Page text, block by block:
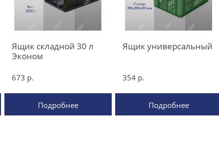
Ящик складной 30 л
Эконом
673 р.
Подробнее
Ящик универсальный
354 р.
Подробнее